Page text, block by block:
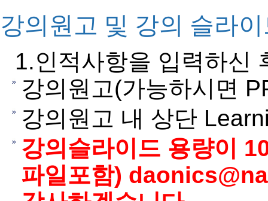
강의원고 및 강의 슬라
1.인적사항을 입력하신
강의원고(가능하시면
강의원고 내 상단
강의슬라이드 용량이
파일포함)